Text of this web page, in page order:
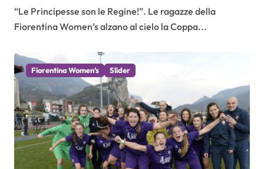
“Le Principesse son le Regine!”. Le ragazze della
Fiorentina Women’s alzano al cielo la Coppa...
Fiorentina Women’s Slider